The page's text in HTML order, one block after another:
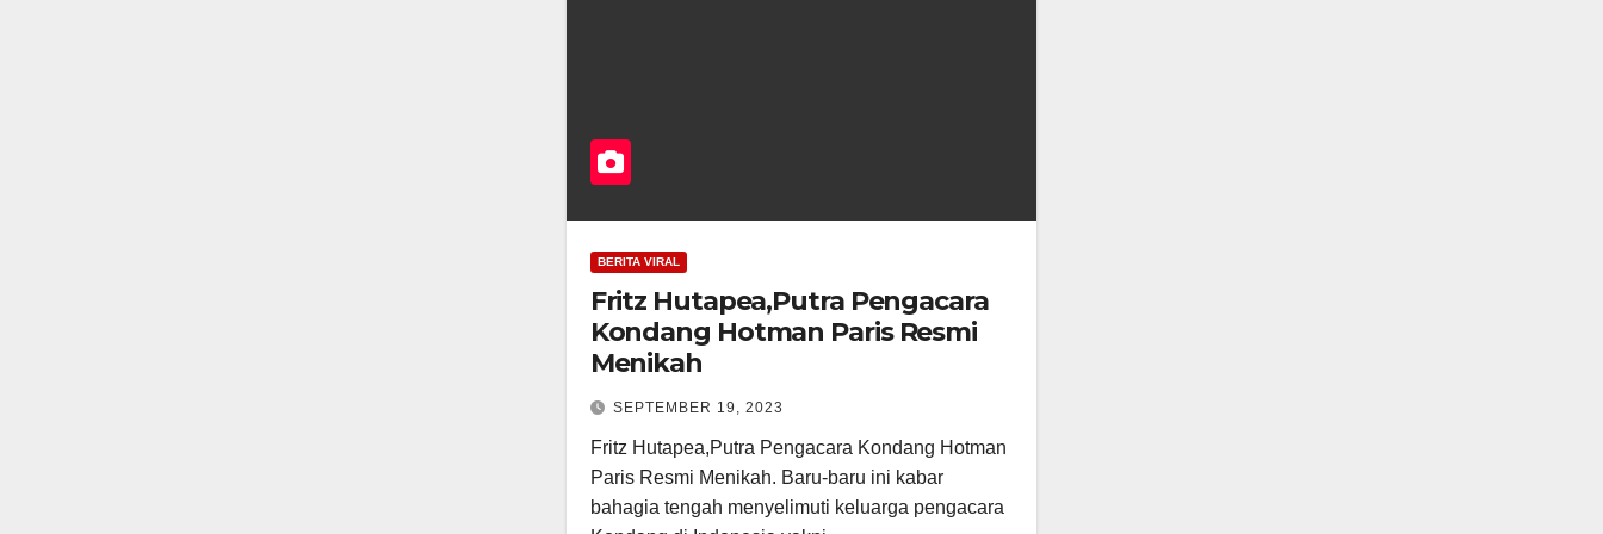
BERITA VIRAL
Fritz Hutapea,Putra Pengacara
Kondang Hotman Paris Resmi
Menikah
SEPTEMBER 19, 2023
Fritz Hutapea,Putra Pengacara Kondang Hotman
Paris Resmi Menikah. Baru-baru ini kabar
bahagia tengah menyelimuti keluarga pengacara